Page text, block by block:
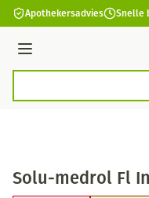
Ga naar de inhoud
Apothekersadvies Snelle
Menu
Solu-medrol Fl